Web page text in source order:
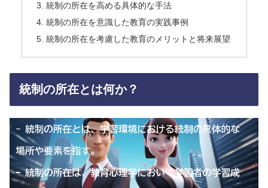
統制の所在を高める具体的な手法
統制の所在を意識した教育の実践事例
統制の所在を考慮した教育のメリットと将来展望
統制の所在とは何か？